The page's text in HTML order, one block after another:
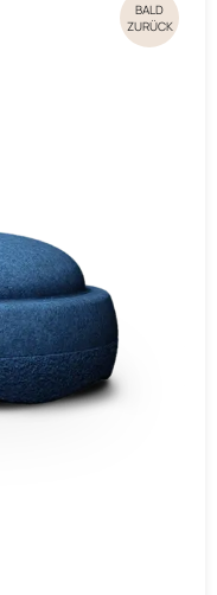
BALD
ZURÜCK